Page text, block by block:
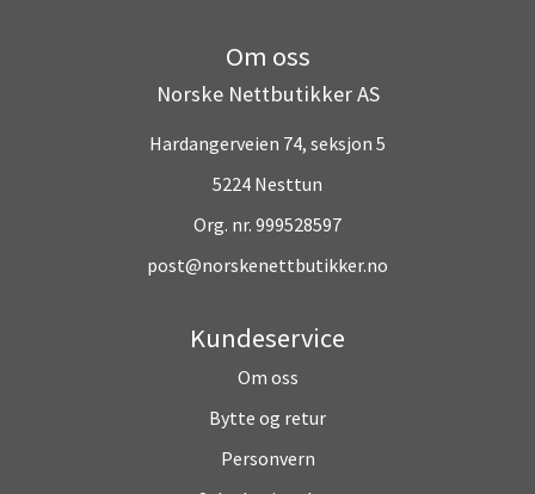
Om oss
Norske Nettbutikker AS
Hardangerveien 74, seksjon 5
5224 Nesttun
Org. nr. 999528597
post@norskenettbutikker.no
Kundeservice
Om oss
Bytte og retur
Personvern